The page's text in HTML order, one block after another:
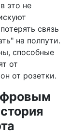
это не
связь
на полпути.
способные
от
от розетки.